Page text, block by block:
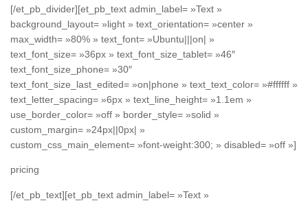
[/et_pb_divider][et_pb_text admin_label= »Text »
background_layout= »light » text_orientation= »center »
max_width= »80% » text_font= »Ubuntu|||on| »
text_font_size= »36px » text_font_size_tablet= »46″
text_font_size_phone= »30″
text_font_size_last_edited= »on|phone » text_text_color= »#ffffff »
text_letter_spacing= »6px » text_line_height= »1.1em »
use_border_color= »off » border_style= »solid »
custom_margin= »24px||0px| »
custom_css_main_element= »font-weight:300; » disabled= »off »]
pricing
[/et_pb_text][et_pb_text admin_label= »Text »